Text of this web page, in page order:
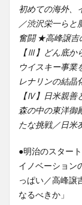
初めての海外、
／渋沢栄一らと
奮闘 ★高峰譲吉
【Ⅲ】どん底か
ウイスキー事業
レナリンの結晶
【Ⅳ】日米親善
森の中の東洋御
たな挑戦／日米
●明治のスター
イノベーション
っぱい／高峰譲
なるべきか」